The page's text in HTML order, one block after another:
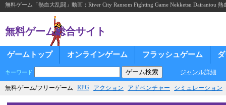
無料ゲーム「熱血大乱闘」動画：River City Ransom Fighting Game Nekketsu Dairantou 熱
無料ゲーム総合サイト
ゲームトップ オンラインゲーム フラッシュゲーム
キーワード ジャンル詳細
無料ゲーム/フリーゲーム RPG アクション アドベンチャー シミュレーション